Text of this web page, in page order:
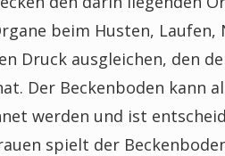
beim Husten, Laufen,
Druck ausgleichen, den
Der Beckenboden kann
werden und ist
spielt der